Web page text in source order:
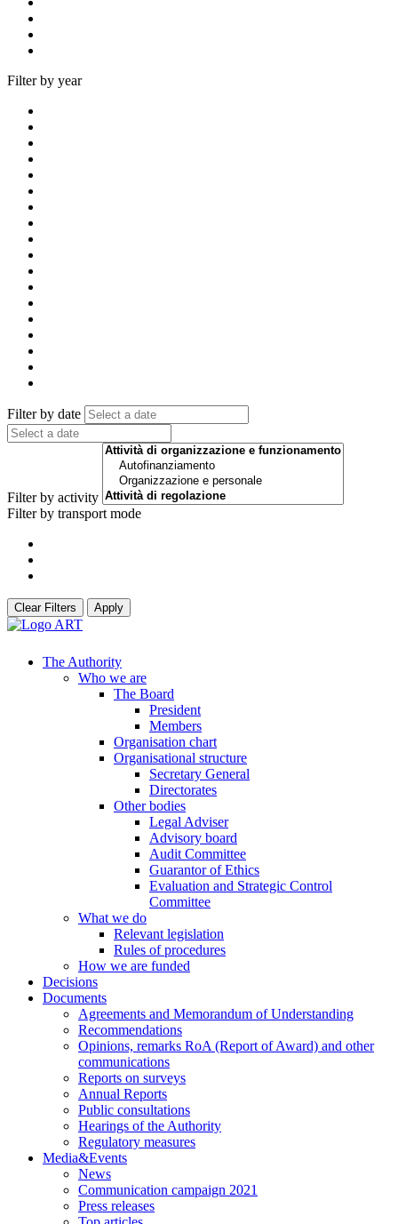
Filter by year
Filter by date
Filter by activity
Filter by transport mode
Clear Filters Apply
The Authority
Who we are
The Board
President
Members
Organisation chart
Organisational structure
Secretary General
Directorates
Other bodies
Legal Adviser
Advisory board
Audit Committee
Guarantor of Ethics
Evaluation and Strategic Control
Committee
What we do
Relevant legislation
Rules of procedures
How we are funded
Decisions
Documents
Agreements and Memorandum of Understanding
Recommendations
Opinions, remarks RoA (Report of Award) and other
communications
Reports on surveys
Annual Reports
Public consultations
Hearings of the Authority
Regulatory measures
Media&Events
News
Communication campaign 2021
Press releases